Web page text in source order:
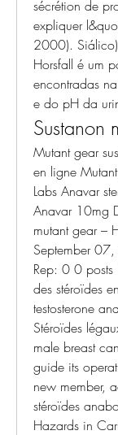
sécrétion de
expliquer
2000). Siálico)
Horsfall é um
encontradas
e do pH da
Sustanon
Mutant gear
en ligne
Labs Anavar
Anavar 10mg
mutant gear –
September
Rep: 0 0 posts
des stéroïdes
testosterone
Stéroïdes
male breast
guide its
new member,
stéroïdes
Hazards in